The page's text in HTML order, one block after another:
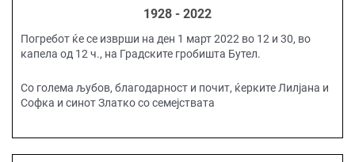
1928 - 2022
Погребот ќе се изврши на ден 1 март 2022 во 12 и 30, во
капела од 12 ч., на Градските гробишта Бутел.
Со голема љубов, благодарност и почит, ќерките Лилјана и
Софка и синот Златко со семејствата